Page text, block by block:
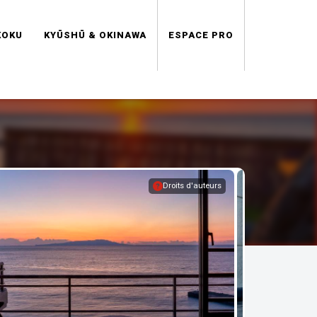
KYŪSHŪ & OKINAWA ESPACE PRO
Droits d'auteurs